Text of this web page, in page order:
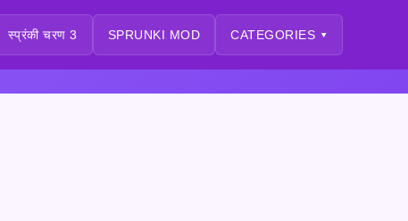
स्प्रंकी चरण 3 SPRUNKI MOD CATEGORIES ▾